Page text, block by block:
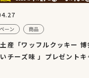
ーン 商品
産「ワッフルクッキー 博
チーズ味 」プレゼントキ